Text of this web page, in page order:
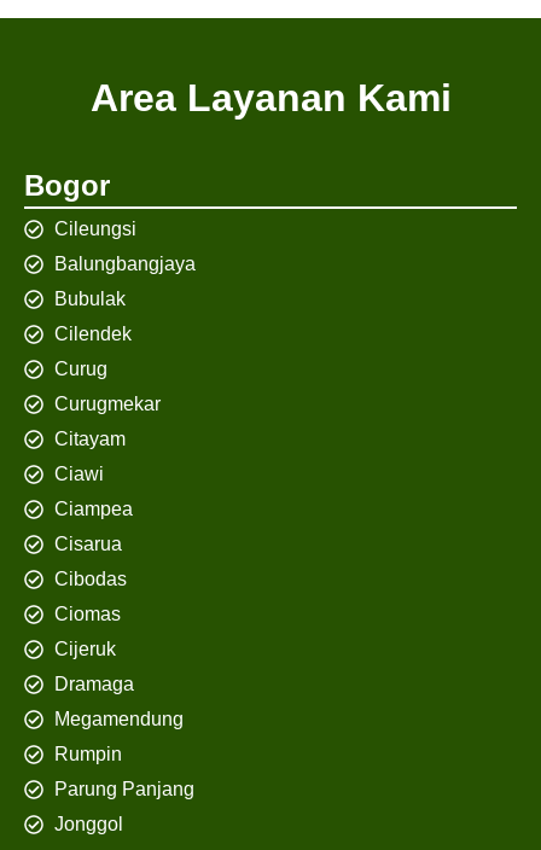
Area Layanan Kami
Bogor
Cileungsi
Balungbangjaya
Bubulak
Cilendek
Curug
Curugmekar
Citayam
Ciawi
Ciampea
Cisarua
Cibodas
Ciomas
Cijeruk
Dramaga
Megamendung
Rumpin
Parung Panjang
Jonggol